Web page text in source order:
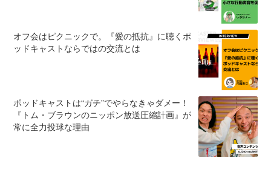
オフ会はピクニックで。『愛の抵抗』に聴くポ
ッドキャストならではの交流とは
ポッドキャストは“ガチ”でやらなきゃダメー！
『トム・ブラウンのニッポン放送圧縮計画』が
常に全力投球な理由